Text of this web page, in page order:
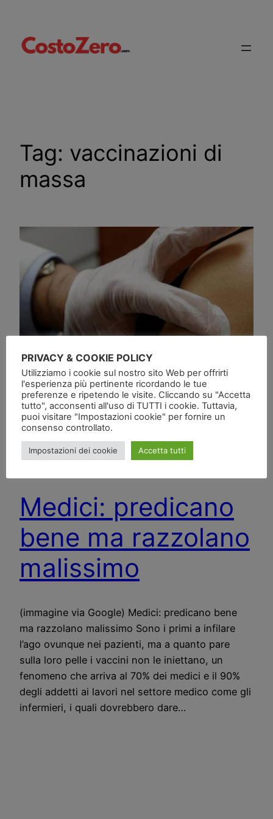
contenuto
Tag: vaccinazioni di
massa
Medici: predicano
bene ma razzolano
malissimo
(immagine via Google) Medici: predicano bene
ma razzolano malissimo Sono i primi a infilare
l’ago ovunque nei pazienti, ma a quanto pare
sulla loro pelle i vaccini non le iniettano, un
fenomeno che arriva al 70% dei medici e il 90%
degli addetti ai lavori nel settore medico come gli
infermieri, i quali dovrebbero dare…
PRIVACY & COOKIE POLICY
Utilizziamo i cookie sul nostro sito Web per offrirti
l'esperienza più pertinente ricordando le tue
preferenze e ripetendo le visite. Cliccando su "Accetta
tutto", acconsenti all'uso di TUTTI i cookie. Tuttavia,
puoi visitare "Impostazioni cookie" per fornire un
consenso controllato.
Impostazioni dei cookie Accetta tutti